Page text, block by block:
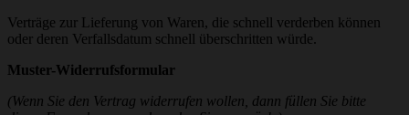
Verträge zur Lieferung von Waren, die schnell verderben können
oder deren Verfallsdatum schnell überschritten würde.
Muster-Widerrufsformular
(Wenn Sie den Vertrag widerrufen wollen, dann füllen Sie bitte